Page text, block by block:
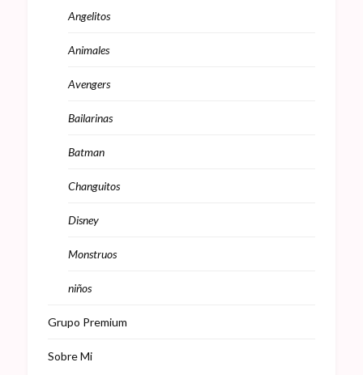
Angelitos
Animales
Avengers
Bailarinas
Batman
Changuitos
Disney
Monstruos
niños
Grupo Premium
Sobre Mi